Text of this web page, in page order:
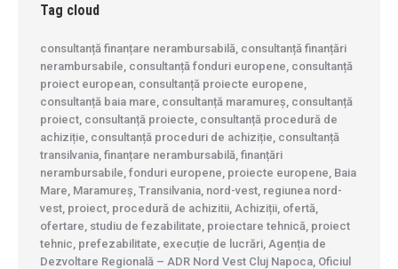
Tag cloud
consultanță finanțare nerambursabilă, consultanță finanțări
nerambursabile, consultanță fonduri europene, consultanță
proiect european, consultanță proiecte europene,
consultanță baia mare, consultanță maramureș, consultanță
proiect, consultanță proiecte, consultanță procedură de
achiziție, consultanță proceduri de achiziție, consultanță
transilvania, finanțare nerambursabilă, finanțări
nerambursabile, fonduri europene, proiecte europene, Baia
Mare, Maramureș, Transilvania, nord-vest, regiunea nord-
vest, proiect, procedură de achizitii, Achiziții, ofertă,
ofertare, studiu de fezabilitate, proiectare tehnică, proiect
tehnic, prefezabilitate, execuție de lucrări, Agenția de
Dezvoltare Regională – ADR Nord Vest Cluj Napoca, Oficiul